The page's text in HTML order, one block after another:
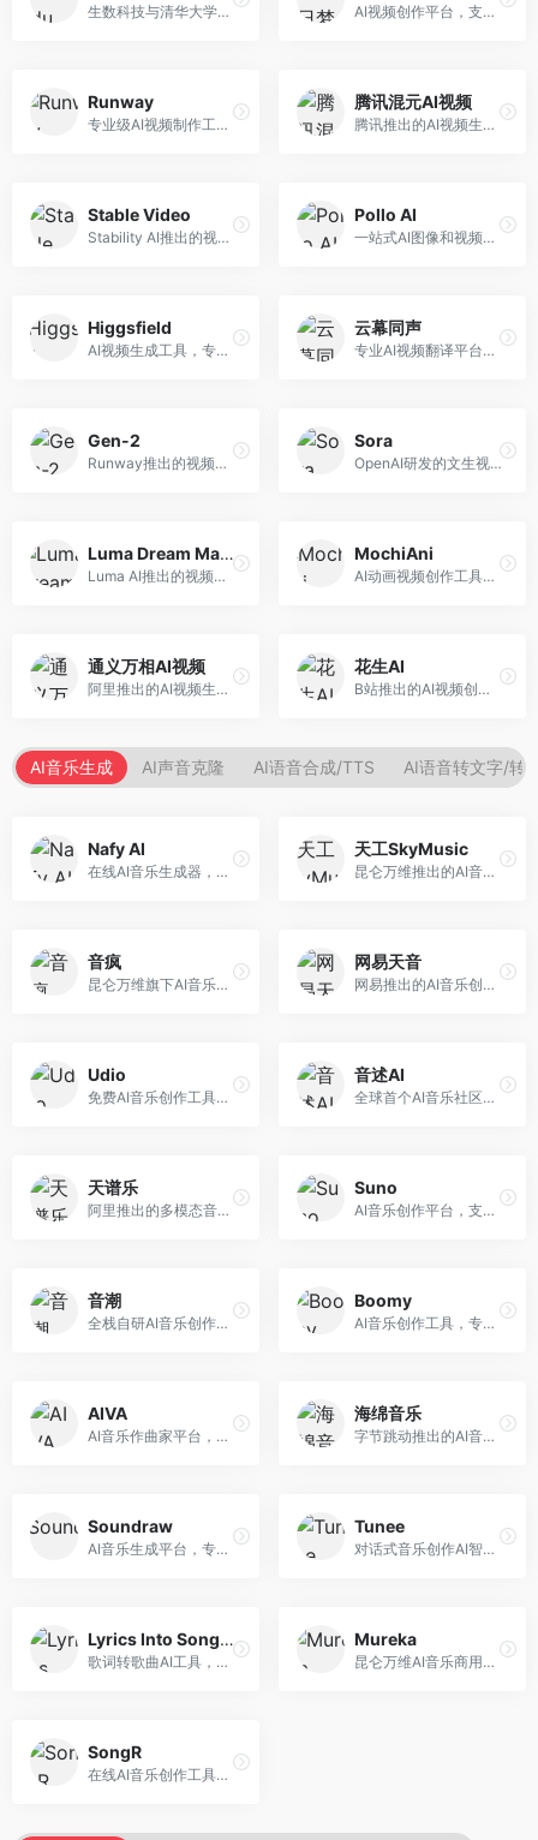
生数科技与清华大学联合研发的AI视频生成大模型。面向视频创作者和内容生产者，支持文生视频、图生视频，视频质量高，物理运动理解准确，国产视频生成领先工具。 AI视频创作平台，支持生成长达50分钟的长视频内容。面向长视频创作者和内容生产者，支持故事视频生成、视频编辑等功能，适合叙事性内容创作。
Runway
专业级AI视频制作工具，支持视频生成与编辑。面向影视制作人和创意工作者，提供文生视频、视频编辑、绿幕抠像等专业功能，视频处理能力强，适合专业创作场景。
腾讯混元AI视频
腾讯推出的AI视频生成工具，基于混元大模型。面向腾讯生态用户和内容创作者，支持文生视频、视频编辑等功能，与腾讯产品生态深度整合。
Stable Video
Stability AI推出的视频生成模型，开源可部署。面向开发者和专业创作者，支持视频生成、视频编辑等功能，开源生态完善，定制化程度高。
Pollo AI
一站式AI图像和视频创作平台，整合多种生成工具。面向内容创作者，提供文生图、文生视频、视频编辑等服务，创作工具全面，一站式体验便捷。
Higgsfield
AI视频生成工具，专注于高质量视频内容创作。面向视频创作者和营销人员，支持文生视频、视频编辑等功能，视频效果逼真，适合商业应用。
云幕同声
专业AI视频翻译平台，支持视频多语言配音和字幕生成。面向跨境电商和内容出海从业者，提供视频翻译、配音、字幕生成等服务，多语言支持完善。
Gen-2
Runway推出的视频生成模型，专注于文生视频和视频风格转换。面向影视制作人和创意工作者，支持文本到视频、图像到视频等多种生成模式，视频质量专业级。
Sora
OpenAI研发的文生视频大模型，可根据文字描述生成长达60秒的高清视频。面向影视创作者、广告从业者和内容生产者，视频连贯性强，物理世界理解准确，代表了AI视频生成的最高水平。
Luma Dream Machine
Luma AI推出的视频生成工具，专注于高质量视频创作。面向影视创作者和内容生产者，支持文生视频、图生视频，视频质量高，物理运动流畅自然。
MochiAni
AI动画视频创作工具，专注于动画内容生成。面向动画创作者和二次元内容生产者，支持动画风格视频生成，动画效果流畅，适合动漫内容创作。
通义万相AI视频
阿里推出的AI视频生成服务，整合图像与视频创作能力。面向电商和营销从业者，支持商品视频生成、营销视频制作等服务，商业应用场景丰富。
花生AI
B站推出的AI视频创作工具，专注于短视频内容生成。面向B站创作者，支持视频生成、视频编辑等功能，与B站平台深度整合，创作效率高。
AI音乐生成 AI声音克隆 AI语音合成/TTS AI语音转文字/转
Nafy AI
在线AI音乐生成器，专注于快速音乐创作。面向内容创作者，支持多种风格音乐生成，操作简便，生成速度快，适合快速配乐需求。
天工SkyMusic
昆仑万维推出的AI音乐创作平台，基于天工大模型。面向音乐创作者，支持歌词生成、旋律创作、音乐编曲等服务，中文音乐创作能力强。
音疯
昆仑万维旗下AI音乐创作平台，专注于音乐内容生成。面向音乐爱好者和内容创作者，提供多种风格音乐生成，操作简便，创作速度快。
网易天音
网易推出的AI音乐创作工具，支持作词、作曲与编曲。面向音乐爱好者和独立音乐人，提供歌词生成、旋律创作、编曲制作等服务，与网易云音乐生态深度整合。
Udio
免费AI音乐创作工具，专注于高质量音乐生成。面向音乐创作者和内容制作者，支持多种音乐风格生成，音质专业，创作自由度高，适合专业音乐制作场景。
音述AI
全球首个AI音乐社区平台，整合创作与分享功能。面向音乐创作者和爱好者，提供音乐创作、作品分享、社区交流等服务，社区氛围活跃。
天谱乐
阿里推出的多模态音乐生成平台，整合音频与文本理解能力。面向内容创作者，支持歌词生成、旋律创作、音乐编辑等服务，与阿里生态深度整合。
Suno
AI音乐创作平台，支持通过文字描述生成完整歌曲，包含歌词、旋律和人声。面向音乐爱好者、内容创作者和独立音乐人，操作门槛低，创作速度快，支持多种音乐风格，为音乐创作带来全新可能。
音潮
全栈自研AI音乐创作平台，支持从创作到发布的完整流程。面向独立音乐人和音乐工作室，提供作词作曲、编曲混音、音乐发布等服务，创作工具专业。
Boomy
AI音乐创作工具，专注于快速音乐生成与发布。面向音乐爱好者和业余创作者，支持一键生成原创音乐，可直接发布到音乐平台，创作门槛低。
AIVA
AI音乐作曲家平台，专注于古典和影视配乐创作。面向影视制作人和游戏开发者，提供原创音乐生成、配乐定制等服务，音乐风格专业，适合影视游戏配乐。
海绵音乐
字节跳动推出的AI音乐创作平台，支持多风格音乐生成。面向内容创作者和音乐爱好者，提供歌词创作、旋律生成、编曲制作等服务，创作效率高，适合短视频配乐。
Soundraw
AI音乐生成平台，专注于免版税音乐创作。面向视频创作者和内容制作者，提供背景音乐生成、音乐定制等服务，音乐版权清晰，适合视频配乐场景。
Tunee
对话式音乐创作AI智能体，支持自然语言交互创作。面向音乐爱好者，通过对话方式完成音乐创作，交互体验友好，创作过程直观。
Lyrics Into Song AI
歌词转歌曲AI工具，支持将歌词转化为完整歌曲。面向歌词创作者和音乐爱好者，提供歌词谱曲、编曲制作等服务，歌词音乐化效率高。
Mureka
昆仑万维AI音乐商用创作平台，专注于商业音乐授权。面向企业和商业用户，提供版权音乐生成、商用授权等服务，音乐版权清晰，商业应用安全。
SongR
在线AI音乐创作工具，支持歌词与旋律一体化生成。面向内容创作者和音乐爱好者，提供歌词创作、旋律生成、音乐制作等服务，操作简便，创作速度快。